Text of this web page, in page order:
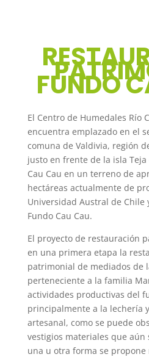
FUNDO
El Centro de Humedales Río
encuentra emplazado en el
comuna de Valdivia, región
justo en frente de la isla
Cau Cau en un terreno de
hectáreas actualmente de
Universidad Austral de
Fundo Cau Cau.
El proyecto de restauración
en una primera etapa la
patrimonial de mediados de
perteneciente a la familia
actividades productivas del
principalmente a la lechería
artesanal, como se puede
vestigios materiales que
una u otra forma se